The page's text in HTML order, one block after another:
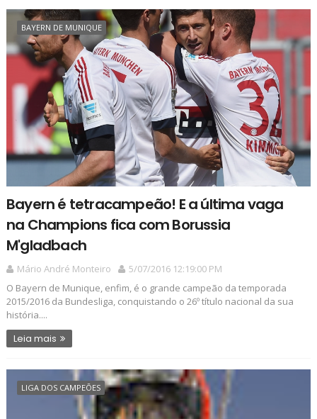
BAYERN DE MUNIQUE
Bayern é tetracampeão! E a última vaga
na Champions fica com Borussia
M'gladbach
Mário André Monteiro
5/07/2016 12:19:00 PM
O Bayern de Munique, enfim, é o grande campeão da temporada
2015/2016 da Bundesliga, conquistando o 26º título nacional da sua
história....
Leia mais
LIGA DOS CAMPEÕES